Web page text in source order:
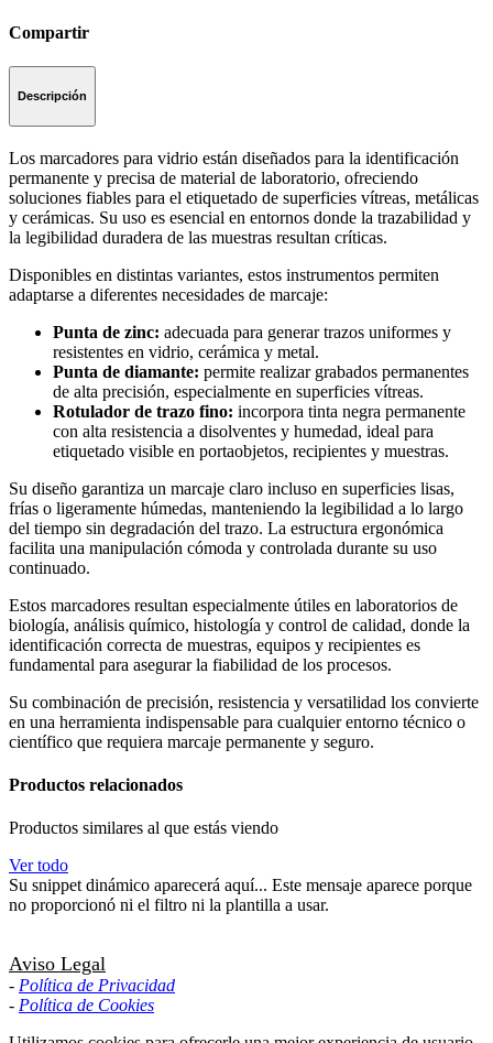
Compartir
Descripción
Los marcadores para vidrio están diseñados para la identificación
permanente y precisa de material de laboratorio, ofreciendo
soluciones fiables para el etiquetado de superficies vítreas, metálicas
y cerámicas. Su uso es esencial en entornos donde la trazabilidad y
la legibilidad duradera de las muestras resultan críticas.
Disponibles en distintas variantes, estos instrumentos permiten
adaptarse a diferentes necesidades de marcaje:
Punta de zinc: adecuada para generar trazos uniformes y
resistentes en vidrio, cerámica y metal.
Punta de diamante: permite realizar grabados permanentes
de alta precisión, especialmente en superficies vítreas.
Rotulador de trazo fino: incorpora tinta negra permanente
con alta resistencia a disolventes y humedad, ideal para
etiquetado visible en portaobjetos, recipientes y muestras.
Su diseño garantiza un marcaje claro incluso en superficies lisas,
frías o ligeramente húmedas, manteniendo la legibilidad a lo largo
del tiempo sin degradación del trazo. La estructura ergonómica
facilita una manipulación cómoda y controlada durante su uso
continuado.
Estos marcadores resultan especialmente útiles en laboratorios de
biología, análisis químico, histología y control de calidad, donde la
identificación correcta de muestras, equipos y recipientes es
fundamental para asegurar la fiabilidad de los procesos.
Su combinación de precisión, resistencia y versatilidad los convierte
en una herramienta indispensable para cualquier entorno técnico o
científico que requiera marcaje permanente y seguro.
Productos relacionados
Productos similares al que estás viendo
Ver todo
Su snippet dinámico aparecerá aquí... Este mensaje aparece porque
no proporcionó ni el filtro ni la plantilla a usar.
Aviso Legal
- Política de Privacidad
- Política de Cookies